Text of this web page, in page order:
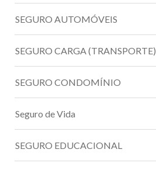
SEGURO AUTOMÓVEIS
SEGURO CARGA (TRANSPORTE)
SEGURO CONDOMÍNIO
Seguro de Vida
SEGURO EDUCACIONAL